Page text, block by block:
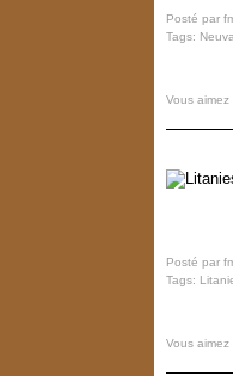
Posté par
Tags:
Vous aimez
Posté par
Tags:
Vous aimez